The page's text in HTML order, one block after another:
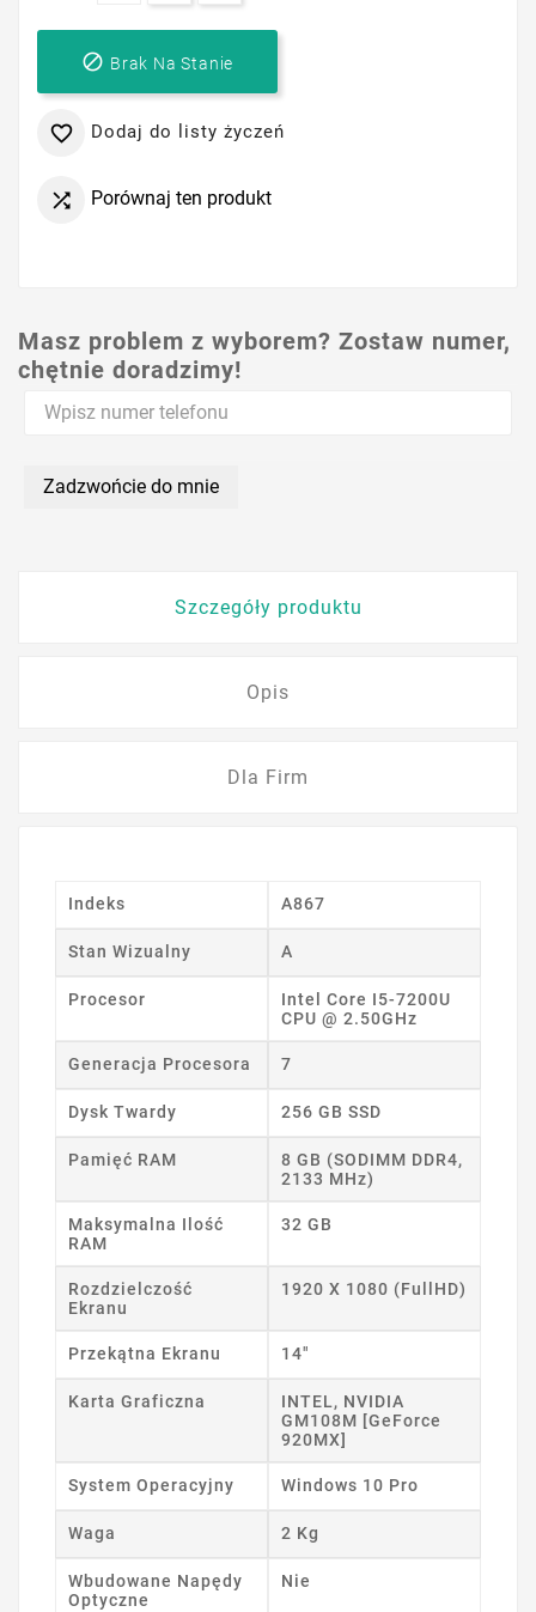
 Brak Na Stanie
 Dodaj do listy życzeń
 Porównaj ten produkt
Masz problem z wyborem? Zostaw numer,
chętnie doradzimy!
Zadzwońcie do mnie
Szczegóły produktu
Opis
Dla Firm
Indeks A867
Stan Wizualny A
Procesor
Intel Core I5-7200U
CPU @ 2.50GHz
Generacja Procesora 7
Dysk Twardy 256 GB SSD
Pamięć RAM
8 GB (SODIMM DDR4,
2133 MHz)
Maksymalna Ilość
RAM
32 GB
Rozdzielczość
Ekranu
1920 X 1080 (FullHD)
Przekątna Ekranu 14"
Karta Graficzna
INTEL, NVIDIA
GM108M [GeForce
920MX]
System Operacyjny Windows 10 Pro
Waga 2 Kg
Wbudowane Napędy
Optyczne
Nie